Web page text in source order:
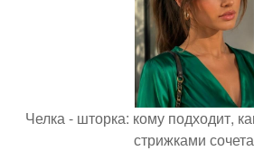
Челка - шторка: кому подходит,
стрижками